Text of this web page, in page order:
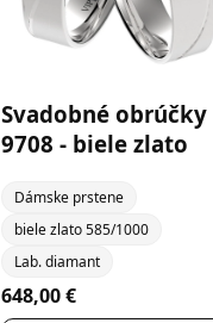
Svadobné obrúčky
9708 - biele zlato
Dámske prstene
biele zlato 585/1000
Lab. diamant
648,00 €